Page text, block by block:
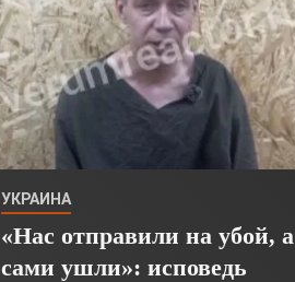
УКРАИНА
«Нас отправили на убой, а
сами ушли»: исповедь